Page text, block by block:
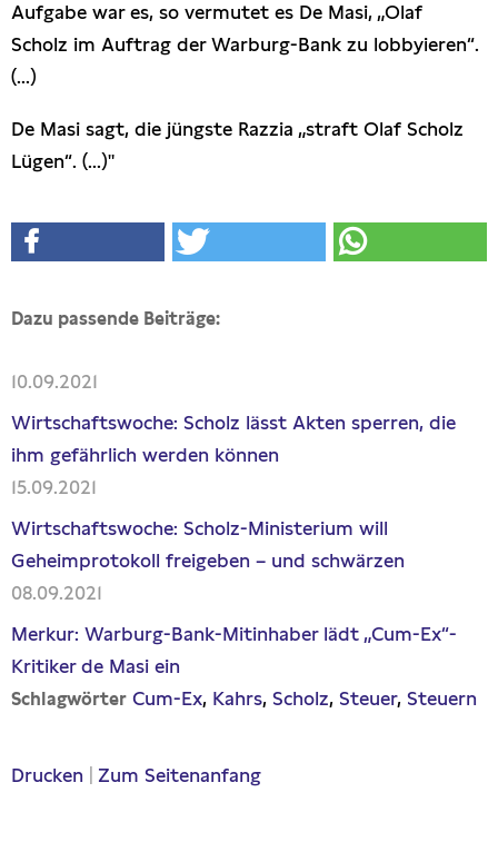
Aufgabe war es, so vermutet es De Masi, „Olaf
Scholz im Auftrag der Warburg-Bank zu lobbyieren“.
(...)
De Masi sagt, die jüngste Razzia „straft Olaf Scholz
Lügen“. (...)"
Dazu passende Beiträge:
10.09.2021
Wirtschaftswoche: Scholz lässt Akten sperren, die
ihm gefährlich werden können
15.09.2021
Wirtschaftswoche: Scholz-Ministerium will
Geheimprotokoll freigeben – und schwärzen
08.09.2021
Merkur: Warburg-Bank-Mitinhaber lädt „Cum-Ex“-
Kritiker de Masi ein
Schlagwörter Cum-Ex Kahrs Scholz Steuer Steuern
Drucken Zum Seitenanfang